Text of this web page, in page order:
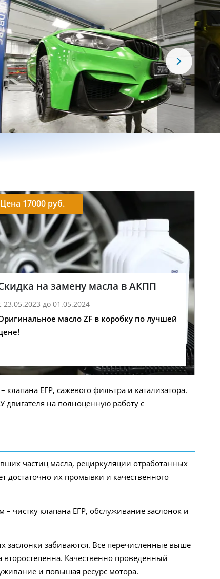
на замену масла в АКПП
23.05.2023 до 01.05.2024
Цена 17000 руб.
масло ZF в коробку по лучшей
ЕГР, сажевого фильтра и катализатора.
двигателя на полноценную работу с
частиц масла, рециркуляции отработанных
достаточно их промывки и качественного
чистку клапана ЕГР, обслуживание заслонок и
заслонки забиваются. Все перечисленные выше
Качественно проведенный
и повышая ресурс мотора.